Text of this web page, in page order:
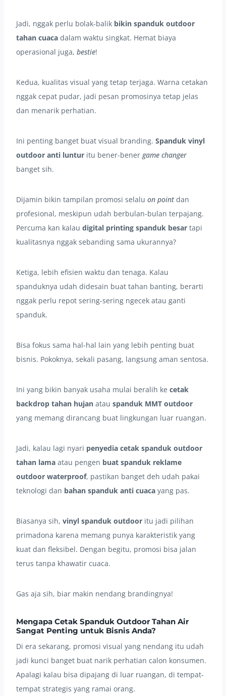
Jadi, nggak perlu bolak-balik bikin spanduk outdoor
tahan cuaca dalam waktu singkat. Hemat biaya
operasional juga, bestie!
Kedua, kualitas visual yang tetap terjaga. Warna cetakan
nggak cepat pudar, jadi pesan promosinya tetap jelas
dan menarik perhatian.
Ini penting banget buat visual branding. Spanduk vinyl
outdoor anti luntur itu bener-bener game changer
banget sih.
Dijamin bikin tampilan promosi selalu on pointdan
profesional, meskipun udah berbulan-bulan terpajang.
Percuma kan kalau digital printing spanduk besar tapi
kualitasnya nggak sebanding sama ukurannya?
Ketiga, lebih efisien waktu dan tenaga. Kalau
spanduknya udah didesain buat tahan banting, berarti
nggak perlu repot sering-sering ngecek atau ganti
spanduk.
Bisa fokus sama hal-hal lain yang lebih penting buat
bisnis. Pokoknya, sekali pasang, langsung aman sentosa.
Ini yang bikin banyak usaha mulai beralih ke cetak
backdrop tahan hujan atau spanduk MMT outdoor
yang memang dirancang buat lingkungan luar ruangan.
Jadi, kalau lagi nyari penyedia cetak spanduk outdoor
tahan lama atau pengen buat spanduk reklame
outdoor waterproof, pastikan banget deh udah pakai
teknologi dan bahan spanduk anti cuaca yang pas.
Biasanya sih, vinyl spanduk outdoor itu jadi pilihan
primadona karena memang punya karakteristik yang
kuat dan fleksibel. Dengan begitu, promosi bisa jalan
terus tanpa khawatir cuaca.
Gas aja sih, biar makin nendang brandingnya!
Mengapa Cetak Spanduk Outdoor Tahan Air
Sangat Penting untuk Bisnis Anda?
Di era sekarang, promosi visual yang nendang itu udah
jadi kunci banget buat narik perhatian calon konsumen.
Apalagi kalau bisa dipajang di luar ruangan, di tempat-
tempat strategis yang ramai orang.